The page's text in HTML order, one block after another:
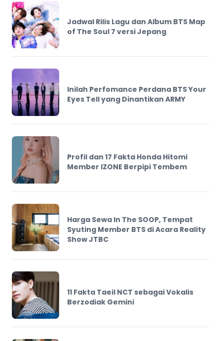
Jadwal Rilis Lagu dan Album BTS Map
of The Soul 7 versi Jepang
Inilah Perfomance Perdana BTS Your
Eyes Tell yang Dinantikan ARMY
Profil dan 17 Fakta Honda Hitomi
Member IZONE Berpipi Tembem
Harga Sewa In The SOOP, Tempat
Syuting Member BTS di Acara Reality
Show JTBC
11 Fakta Taeil NCT sebagai Vokalis
Berzodiak Gemini